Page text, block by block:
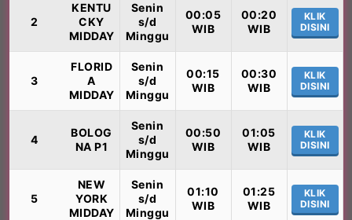
2
KENTU
CKY
MIDDAY
Senin
s/d
Minggu
00:05
WIB
00:20
WIB
KLIK
DISINI
3
FLORID
A
MIDDAY
Senin
s/d
Minggu
00:15
WIB
00:30
WIB
KLIK
DISINI
4
BOLOG
NA P1
Senin
s/d
Minggu
00:50
WIB
01:05
WIB
KLIK
DISINI
5
NEW
YORK
MIDDAY
Senin
s/d
Minggu
01:10
WIB
01:25
WIB
KLIK
DISINI